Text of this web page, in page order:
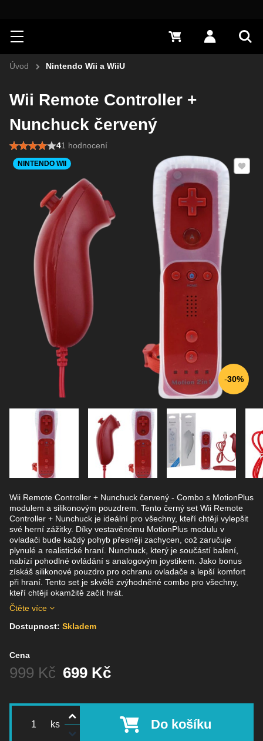
Hledat
Menu Přihlásit
0 Kč
Úvod Nintendo Wii a WiiU
Wii Remote Controller +
Nunchuck červený
Wii Remote Controller + Nunchuck červený - Combo s MotionPlus
modulem a silikonovým pouzdrem. Tento černý set Wii Remote
Controller + Nunchuck je ideální pro všechny, kteří chtějí vylepšit
své herní zážitky. Díky vestavěnému MotionPlus modulu v
ovladači bude každý pohyb přesněji zachycen, což zaručuje
plynulé a realistické hraní. Nunchuck, který je součástí balení,
nabízí pohodlné ovládání s analogovým joystikem. Jako bonus
získáš silikonové pouzdro pro ochranu ovladače a lepší komfort
při hraní. Tento set je skvělé zvýhodněné combo pro všechny,
kteří chtějí okamžitě začít hrát.
Čtěte více
41 hodnocení
30%
Přidat
NINTENDO WII
Dostupnost: Skladem
Cena
699 Kč
Před slevou:
999 Kč
ks Do košíku